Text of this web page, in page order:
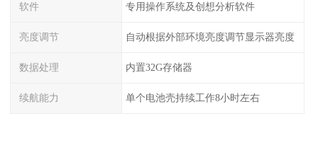
软件 专用操作系统及创想分析软件
亮度调节 自动根据外部环境亮度调节显示器亮度
数据处理 内置32G存储器
续航能力 单个电池壳持续工作8小时左右